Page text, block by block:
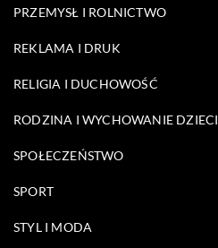
PRZEMYSŁ I ROLNICTWO
REKLAMA I DRUK
RELIGIA I DUCHOWOŚĆ
RODZINA I WYCHOWANIE DZIECI
SPOŁECZEŃSTWO
SPORT
STYL I MODA